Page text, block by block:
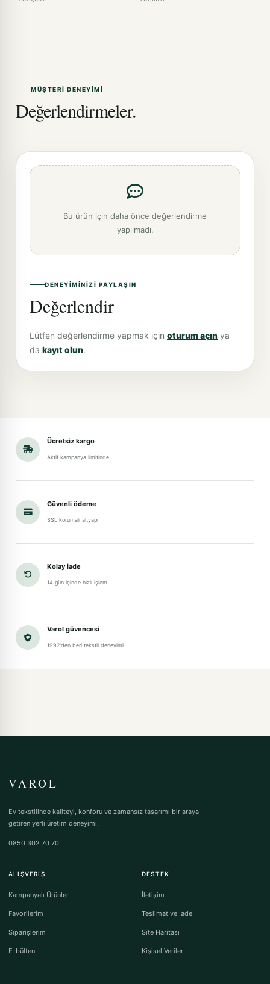
MÜŞTERI DENEYIMI
Değerlendirmeler.
Bu ürün için daha önce değerlendirme
yapılmadı.
DENEYIMINIZI PAYLAŞIN
Değerlendir
Lütfen değerlendirme yapmak için oturum açın ya
da kayıt olun.
Ücretsiz kargo
Aktif kampanya limitinde
Güvenli ödeme
SSL korumalı altyapı
Kolay iade
14 gün içinde hızlı işlem
Varol güvencesi
1992'den beri tekstil deneyimi
VAROL
Ev tekstilinde kaliteyi, konforu ve zamansız tasarımı bir araya
getiren yerli üretim deneyimi.
0850 302 70 70
ALIŞVERIŞ
Kampanyalı Ürünler
Favorilerim
Siparişlerim
E-bülten
DESTEK
İletişim
Teslimat ve İade
Site Haritası
Kişisel Veriler